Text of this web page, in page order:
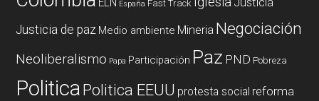
España Fast Track
Justicia de paz Medio ambiente Mineria Negociación
Neoliberalismo Papa Participación Paz PND Pobreza
PoliticaPolitica EEUU protesta social reforma